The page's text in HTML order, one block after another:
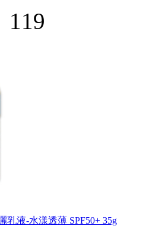
119
乳液-水漾透薄 SPF50+ 35g